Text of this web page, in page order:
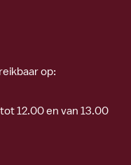
op:
12.00 en van 13.00